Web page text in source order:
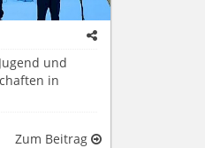
und
in
Zum Beitrag